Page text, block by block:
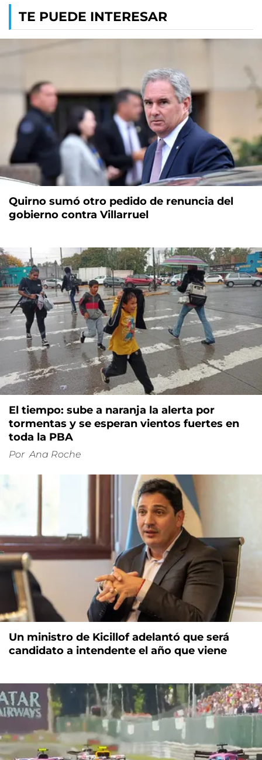
TE PUEDE INTERESAR
Quirno sumó otro pedido de renuncia del
gobierno contra Villarruel
El tiempo: sube a naranja la alerta por
tormentas y se esperan vientos fuertes en
toda la PBA
Por Ana Roche
Un ministro de Kicillof adelantó que será
candidato a intendente el año que viene